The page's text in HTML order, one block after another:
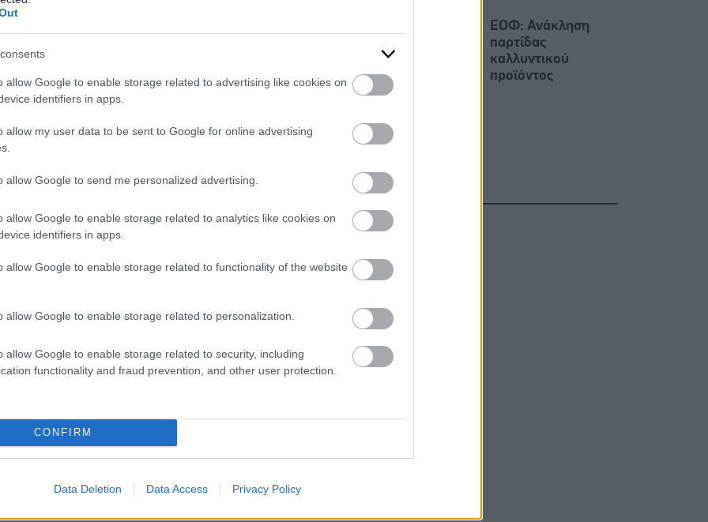
allow Google to enable storage related to advertising like cookies on
identifiers in apps.
allow my user data to be sent to Google for online advertising
allow Google to send me personalized advertising.
allow Google to enable storage related to analytics like cookies on
identifiers in apps.
allow Google to enable storage related to functionality of the website
allow Google to enable storage related to personalization.
allow Google to enable storage related to security, including
functionality and fraud prevention, and other user protection.
CONFIRM
Data Deletion Data Access Privacy Policy
ΕΟΦ: Ανάκληση
παρτίδας
καλλυντικού
προϊόντος